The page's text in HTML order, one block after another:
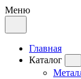
Меню
Главная
Каталог